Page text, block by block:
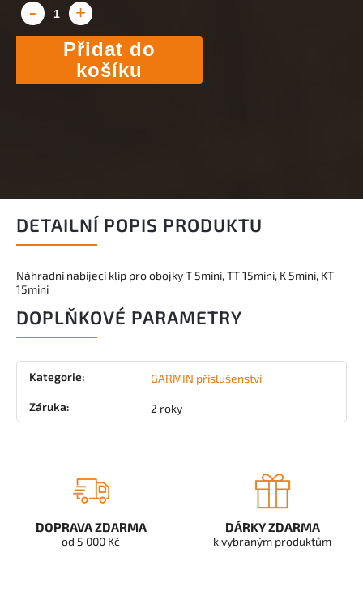
Přidat do
košíku
DETAILNÍ POPIS PRODUKTU
Náhradní nabíjecí klip pro obojky T 5mini, TT 15mini, K 5mini, KT
15mini
DOPLŇKOVÉ PARAMETRY
Kategorie: GARMIN příslušenství
Záruka: 2 roky
DOPRAVA ZDARMA
od 5 000 Kč
DÁRKY ZDARMA
k vybraným produktům